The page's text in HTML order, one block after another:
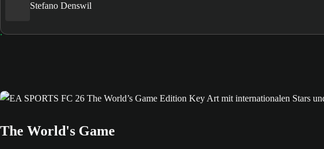
Stefano Denswil
The World's Game